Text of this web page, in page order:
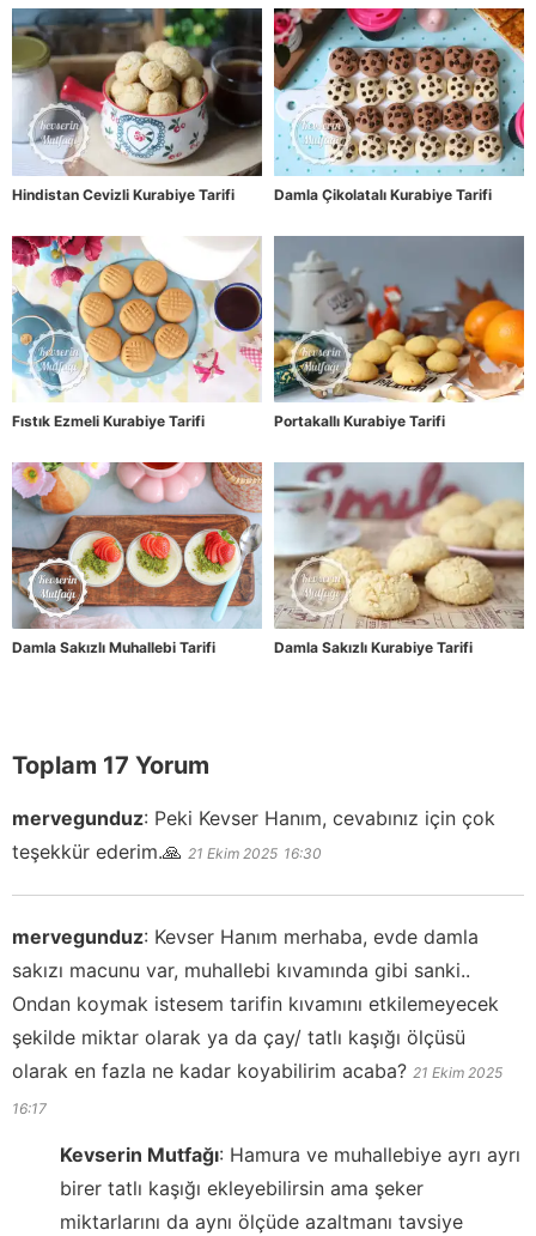
Hindistan Cevizli Kurabiye Tarifi Damla Çikolatalı Kurabiye Tarifi
Fıstık Ezmeli Kurabiye Tarifi Portakallı Kurabiye Tarifi
Damla Sakızlı Muhallebi Tarifi Damla Sakızlı Kurabiye Tarifi
Toplam 17 Yorum
mervegunduz: Peki Kevser Hanım, cevabınız için çok
teşekkür ederim.🙏 21 Ekim 2025 16:30
mervegunduz: Kevser Hanım merhaba, evde damla
sakızı macunu var, muhallebi kıvamında gibi sanki..
Ondan koymak istesem tarifin kıvamını etkilemeyecek
şekilde miktar olarak ya da çay/ tatlı kaşığı ölçüsü
olarak en fazla ne kadar koyabilirim acaba? 21 Ekim 2025
16:17
Kevserin Mutfağı: Hamura ve muhallebiye ayrı ayrı
birer tatlı kaşığı ekleyebilirsin ama şeker
miktarlarını da aynı ölçüde azaltmanı tavsiye